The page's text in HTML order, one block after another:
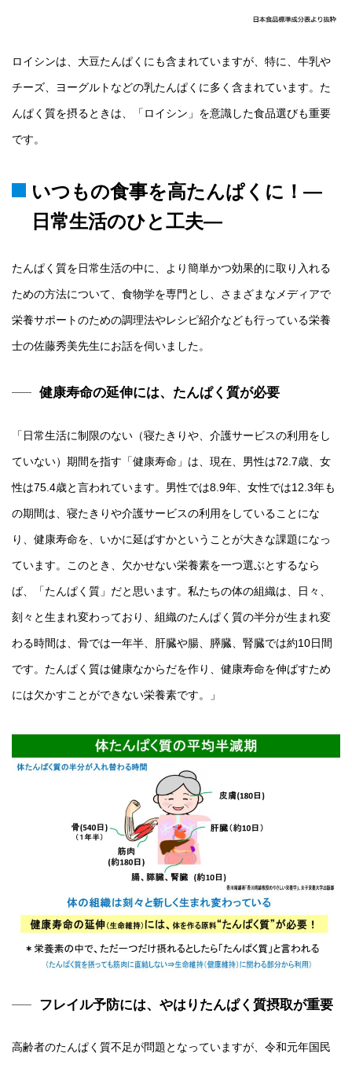
ロイシンは、大豆たんぱくにも含まれていますが、特に、牛乳や
チーズ、ヨーグルトなどの乳たんぱくに多く含まれています。た
んぱく質を摂るときは、「ロイシン」を意識した食品選びも重要
です。
いつもの食事を高たんぱくに！―
日常生活のひと工夫―
たんぱく質を日常生活の中に、より簡単かつ効果的に取り入れる
ための方法について、食物学を専門とし、さまざまなメディアで
栄養サポートのための調理法やレシピ紹介なども行っている栄養
士の佐藤秀美先生にお話を伺いました。
健康寿命の延伸には、たんぱく質が必要
「日常生活に制限のない（寝たきりや、介護サービスの利用をし
ていない）期間を指す「健康寿命」は、現在、男性は72.7歳、女
性は75.4歳と言われています。男性では8.9年、女性では12.3年も
の期間は、寝たきりや介護サービスの利用をしていることにな
り、健康寿命を、いかに延ばすかということが大きな課題になっ
ています。このとき、欠かせない栄養素を一つ選ぶとするなら
ば、「たんぱく質」だと思います。私たちの体の組織は、日々、
刻々と生まれ変わっており、組織のたんぱく質の半分が生まれ変
わる時間は、骨では一年半、肝臓や腸、膵臓、腎臓では約10日間
です。たんぱく質は健康なからだを作り、健康寿命を伸ばすため
には欠かすことができない栄養素です。」
フレイル予防には、やはりたんぱく質摂取が重要
高齢者のたんぱく質不足が問題となっていますが、令和元年国民